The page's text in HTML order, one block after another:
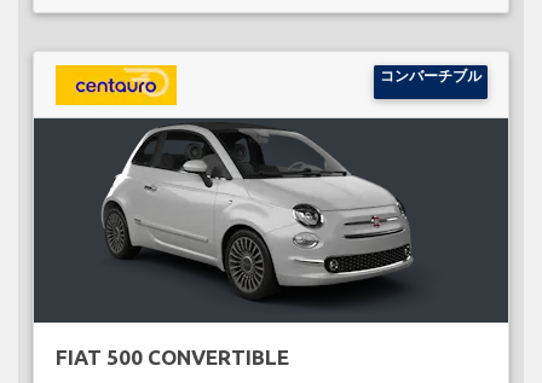
コンバーチブル
FIAT 500 CONVERTIBLE